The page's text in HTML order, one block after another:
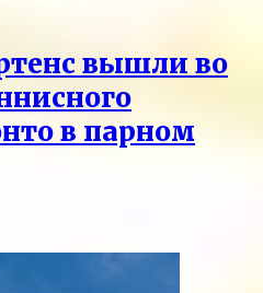
вышли во
в парном